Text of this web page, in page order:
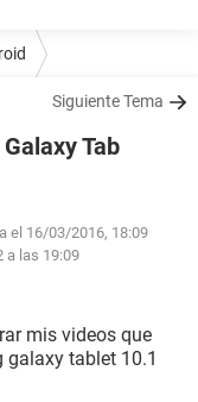
Siguiente Tema
Tab
el 16/03/2016, 18:09
a las 19:09
mis videos que
galaxy tablet 10.1